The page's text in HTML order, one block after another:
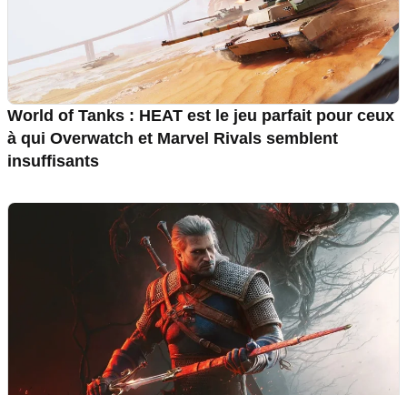
World of Tanks : HEAT est le jeu parfait pour ceux
à qui Overwatch et Marvel Rivals semblent
insuffisants